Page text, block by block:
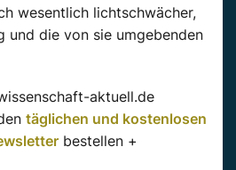
wesentlich lichtschwächer,
und die von sie umgebenden
aktuell.de
täglichen und kostenlosen
bestellen +